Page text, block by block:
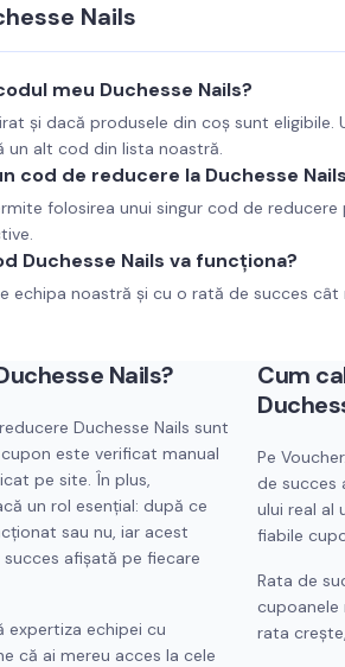
Nails
meu Duchesse Nails?
și dacă produsele din coș sunt
un alt cod din lista noastră.
cod de reducere la Duchesse
folosirea unui singur cod de
Duchesse Nails va funcționa?
echipa noastră și cu o rată de succes
Nails?
Duchesse Nails sunt
este verificat manual
pe site. În plus,
un rol esențial: după ce
sau nu, iar acest
afișată pe fiecare
expertiza echipei cu
că ai mereu acces la cele
Cum
Pe
de succes
ului real al
fiabile
Rata de
cupoanele
rata